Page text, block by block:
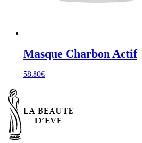
Masque Charbon Actif
58.80€